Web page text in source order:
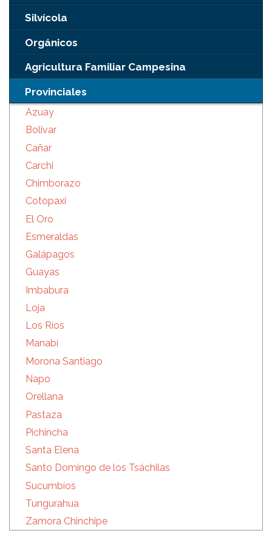
Silvícola
Orgánicos
Agricultura Familiar Campesina
Provinciales
Azuay
Bolivar
Cañar
Carchi
Chimborazo
Cotopaxi
El Oro
Esmeraldas
Galápagos
Guayas
Imbabura
Loja
Los Ríos
Manabí
Morona Santiago
Napo
Orellana
Pastaza
Pichincha
Santa Elena
Santo Domingo de los Tsáchilas
Sucumbíos
Tungurahua
Zamora Chinchipe